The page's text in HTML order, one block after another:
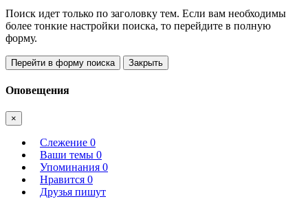
Поиск идет только по заголовку тем. Если вам необходимы
более тонкие настройки поиска, то перейдите в полную
форму.
Перейти в форму поиска Закрыть
Оповещения
×
Слежение 0
Ваши темы 0
Упоминания 0
Нравится 0
Друзья пишут